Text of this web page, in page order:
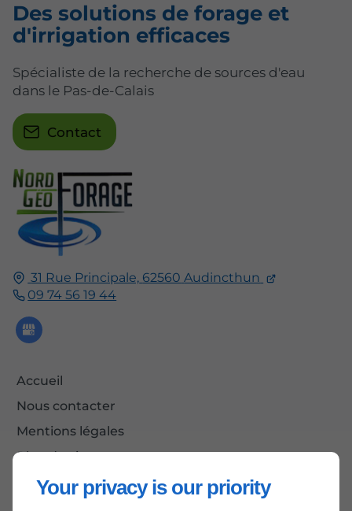
Your privacy is our priority
31 Rue Principale, 62560 Audincthun
09 74 56 19 44
Accueil
Nous contacter
Mentions légales
Plan du site
Des solutions de forage et
d'irrigation efficaces
Spécialiste de la recherche de sources d'eau
dans le Pas-de-Calais
Contact